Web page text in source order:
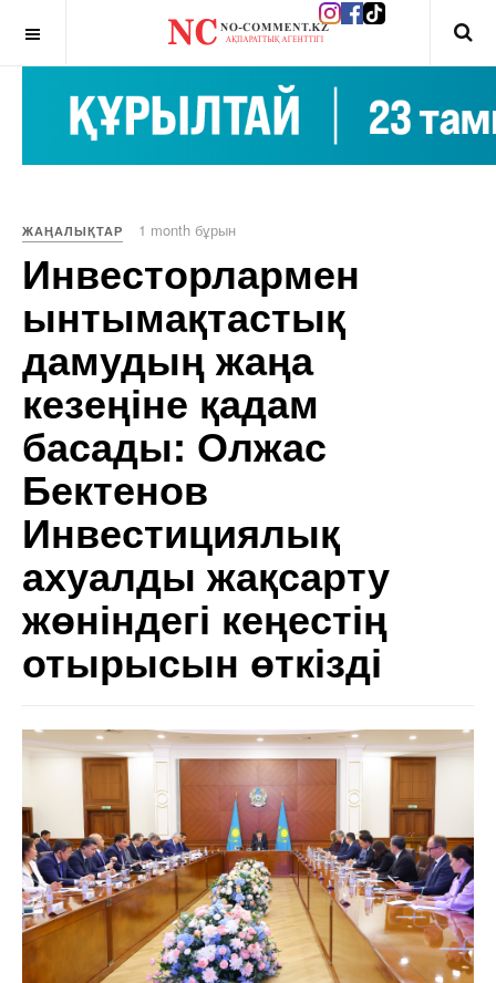
ЖАҢАЛЫҚТАР 1 month бұрын
Инвесторлармен
ынтымақтастық
дамудың жаңа
кезеңіне қадам
басады: Олжас
Бектенов
Инвестициялық
ахуалды жақсарту
жөніндегі кеңестің
отырысын өткізді